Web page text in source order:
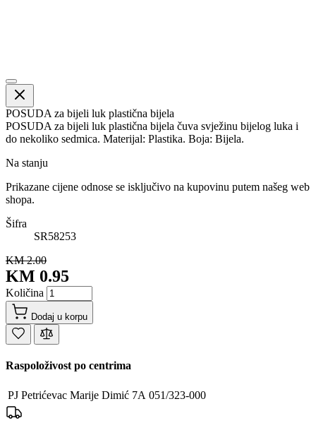
POSUDA za bijeli luk plastična bijela
POSUDA za bijeli luk plastična bijela čuva svježinu bijelog luka i
do nekoliko sedmica. Materijal: Plastika. Boja: Bijela.
Na stanju
Prikazane cijene odnose se isključivo na kupovinu putem našeg web
shopa.
Šifra
SR58253
KM 2.00
KM 0.95
Količina
Dodaj u korpu
Raspoloživost po centrima
PJ Petrićevac Marije Dimić 7A 051/323-000